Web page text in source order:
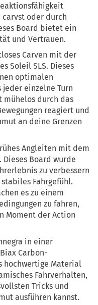
carvst oder durch
Board bietet ein
und Vertrauen.
Carven mit der
Soleil SLS. Dieses
optimalen
jeder einzelne Turn
mühelos durch das
reagiert und
an deine Grenzen
Angleiten mit dem
Dieses Board wurde
zu verbessern
Fahrgefühl.
es zu einem
zu fahren,
Moment der Action
in einer
Carbon-
hochwertige Material
Fahrverhalten,
Tricks und
ausführen kannst.